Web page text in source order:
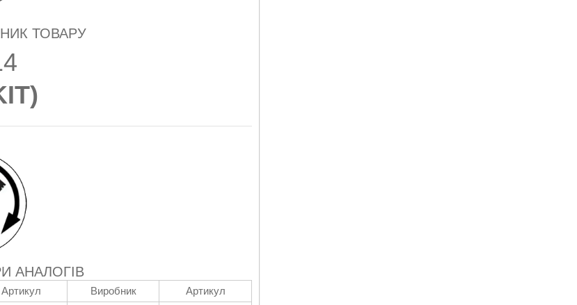
ТОВАРУ
)
АНАЛОГІВ
Артикул Виробник Артикул